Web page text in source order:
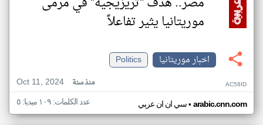
موريتانيا يثير تفاعلاً
اخبار موريتانيا
Politics
Oct 11, 2024
منذ سنة AC58ID
سي ان ان عربي• arabic.cnn.com عدد الكلمات: ١٠٩ ميديا: ٥